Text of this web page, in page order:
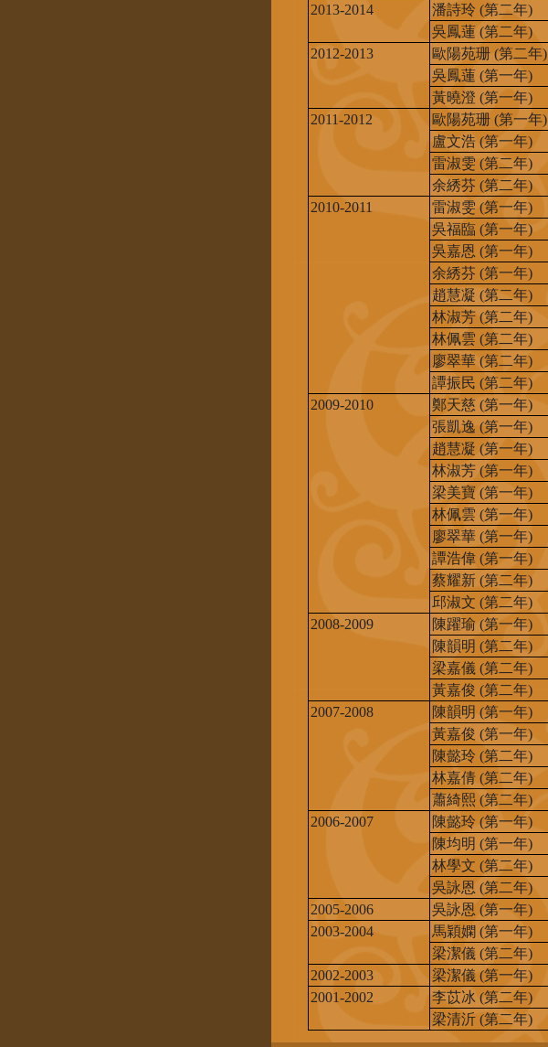
2013-2014
潘詩玲 (第二年)
吳鳳蓮 (第二年)
2012-2013
歐陽苑珊 (第二年)
吳鳳蓮 (第一年)
黃曉澄 (第一年)
2011-2012
歐陽苑珊 (第一年)
盧文浩 (第一年)
雷淑雯 (第二年)
余綉芬 (第二年)
2010-2011
雷淑雯 (第一年)
吳福臨 (第一年)
吳嘉恩 (第一年)
余綉芬 (第一年)
趙慧凝 (第二年)
林淑芳 (第二年)
林佩雲 (第二年)
廖翠華 (第二年)
譚振民 (第二年)
2009-2010
鄭天慈 (第一年)
張凱逸 (第一年)
趙慧凝 (第一年)
林淑芳 (第一年)
梁美寶 (第一年)
林佩雲 (第一年)
廖翠華 (第一年)
譚浩偉 (第一年)
蔡耀新 (第二年)
邱淑文 (第二年)
2008-2009
陳躍瑜 (第一年)
陳韻明 (第二年)
梁嘉儀 (第二年)
黃嘉俊 (第二年)
2007-2008
陳韻明 (第一年)
黃嘉俊 (第一年)
陳懿玲 (第二年)
林嘉倩 (第二年)
蕭綺熙 (第二年)
2006-2007
陳懿玲 (第一年)
陳均明 (第一年)
林學文 (第二年)
吳詠恩 (第二年)
2005-2006
吳詠恩 (第一年)
2003-2004
馬穎嫻 (第一年)
梁潔儀 (第二年)
2002-2003
梁潔儀 (第一年)
2001-2002
李苡冰 (第二年)
梁清沂 (第二年)